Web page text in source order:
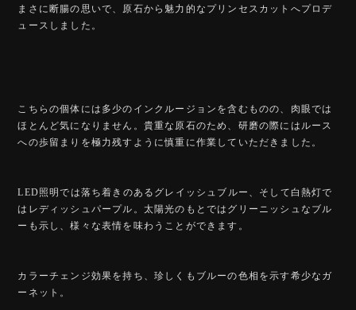
まさに断腸の思いで、原石から魅力的なプリンセスカットへプロデ
ュースしました。
こちらの個体には多少のインクルージョンを含むものの、肉眼では
ほとんど気になりません。貴重な原石のため、研磨の際にはルース
への歩留まりを極力残すように慎重に作業していただきました。
LED照明では落ち着きのあるグレイッシュブルー、そして白熱灯で
はレディッシュパープル。太陽光のもとではグリーニッシュなブル
ーも示し、様々な表情を味わうことができます。
カラーチェンジ効果を持ち、珍しくもブルーの色相を示す希少なガ
ーネット。